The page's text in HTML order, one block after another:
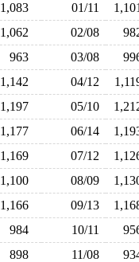
1,083 01/11
1,062 02/08
963 03/08
1,142 04/12
1,197 05/10
1,177 06/14
1,169 07/12
1,100 08/09
1,166 09/13
984 10/11
898 11/08